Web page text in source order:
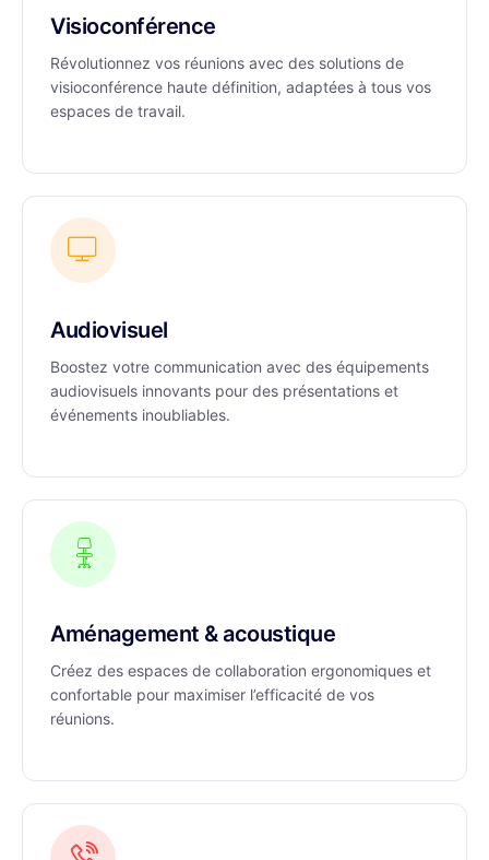
Visioconférence
Révolutionnez vos réunions avec des solutions de
visioconférence haute définition, adaptées à tous vos
espaces de travail.
Audiovisuel
Boostez votre communication avec des équipements
audiovisuels innovants pour des présentations et
événements inoubliables.
Aménagement & acoustique
Créez des espaces de collaboration ergonomiques et
confortable pour maximiser l’efficacité de vos
réunions.